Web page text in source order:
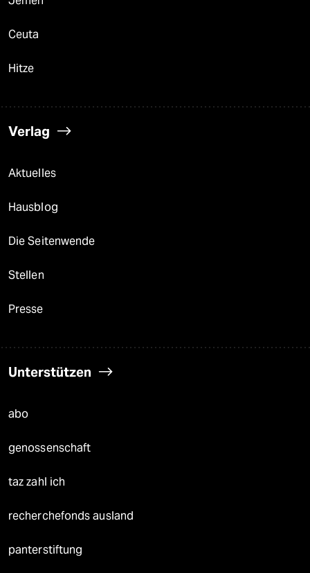
Ceuta
Hitze
Verlag
Aktuelles
Hausblog
Die Seitenwende
Stellen
Presse
Unterstützen
abo
genossenschaft
taz zahl ich
recherchefonds ausland
panterstiftung